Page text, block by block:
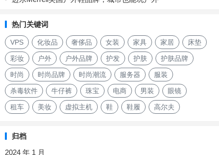
热门关键词
VPS 化妆品 奢侈品 女装 家具 家居 床垫
彩妆 户外 户外品牌 护发 护肤 护肤品牌
时尚 时尚品牌 时尚潮流 服务器 服装
杀毒软件 牛仔裤 珠宝 电商 男装 眼镜
租车 美妆 虚拟主机 鞋 鞋履 高尔夫
归档
2024 年 1 月